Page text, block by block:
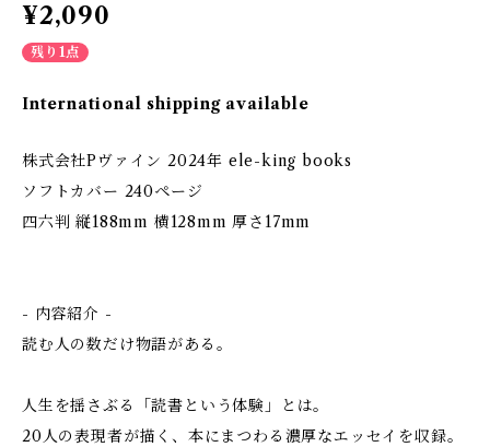
¥2,090
残り1点
International shipping available
株式会社Pヴァイン 2024年 ele-king books
ソフトカバー 240ページ
四六判 縦188mm 横128mm 厚さ17mm
- 内容紹介 -
読む人の数だけ物語がある。
人生を揺さぶる「読書という体験」とは。
20人の表現者が描く、本にまつわる濃厚なエッセイを収録。